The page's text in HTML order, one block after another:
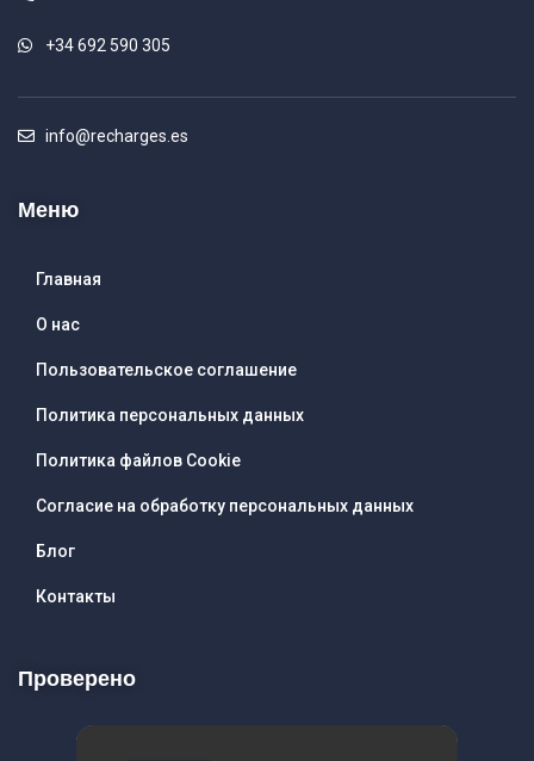
+34 692 590 305
info@recharges.es
Меню
Главная
О нас
Пользовательское соглашение
Политика персональных данных
Политика файлов Cookie
Согласие на обработку персональных данных
Блог
Контакты
Проверено